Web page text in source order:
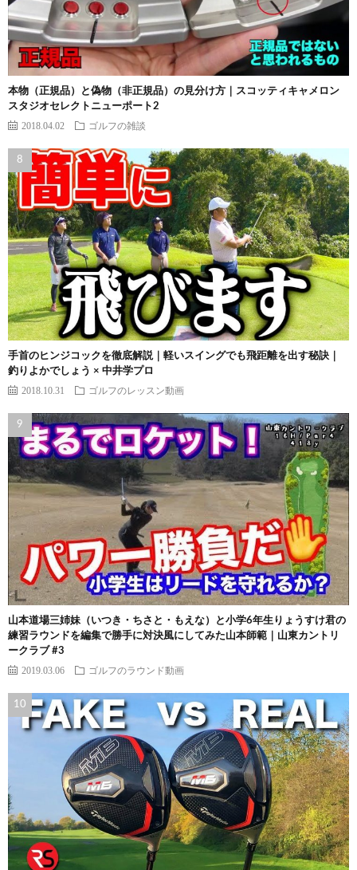
本物（正規品）と偽物（非正規品）の見分け方｜スコッティキャメロン
スタジオセレクトニューポート2
2018.04.02 ゴルフの雑談
手首のヒンジコックを徹底解説｜軽いスイングでも飛距離を出す秘訣｜
釣りよかでしょう × 中井学プロ
2018.10.31 ゴルフのレッスン動画
山本道場三姉妹（いつき・ちさと・もえな）と小学6年生りょうすけ君の
練習ラウンドを編集で勝手に対決風にしてみた山本師範｜山東カントリ
ークラブ #3
2019.03.06 ゴルフのラウンド動画